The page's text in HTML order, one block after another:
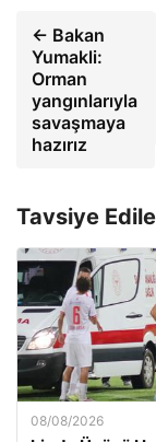
← Bakan
Yumakli:
Orman
yangınlarıyla
savaşmaya
hazırız
Tavsiye
08/08/2026